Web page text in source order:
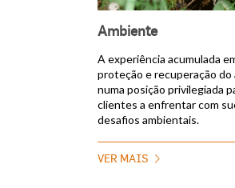
Ambiente
A experiência acumulada
proteção e recuperação
numa posição privilegiada
clientes a enfrentar com
desafios ambientais.
VER MAIS